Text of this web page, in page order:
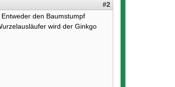
#2
den Baumstumpf
wird der Ginkgo